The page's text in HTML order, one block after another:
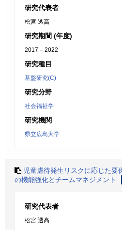
研究代表者
松宮 透高
研究期間 (年度)
2017 – 2022
研究種目
基盤研究(C)
研究分野
社会福祉学
研究機関
県立広島大学
児童虐待発生リスクに応じた要
の機能強化とチームマネジメント
研究代表者
松宮 透高